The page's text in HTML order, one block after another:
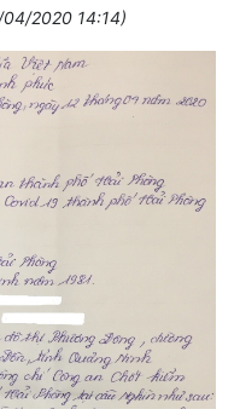
04/2020 14:14)